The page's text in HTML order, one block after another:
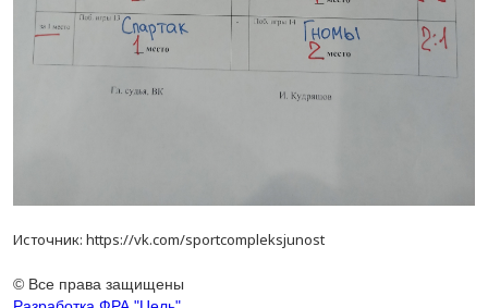
Источник: https://vk.com/sportcompleksjunost
© Все права защищены